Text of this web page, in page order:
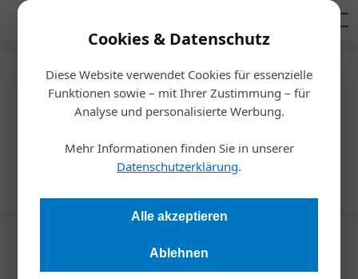
Cookies & Datenschutz
Diese Website verwendet Cookies für essenzielle
Funktionen sowie – mit Ihrer Zustimmung – für
Analyse und personalisierte Werbung.
Mehr Informationen finden Sie in unserer
Datenschutzerklärung.
Alle akzeptieren
Ablehnen
Homepage/advertorial
advertorial
Keine Beiträge in dieser Kategorie.
Nächste »